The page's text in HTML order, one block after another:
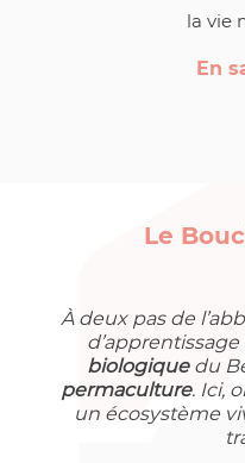
la vie
En
Le
À deux pas de
d’apprentissage
biologiquedu
permaculture. Ici,
un écosystème